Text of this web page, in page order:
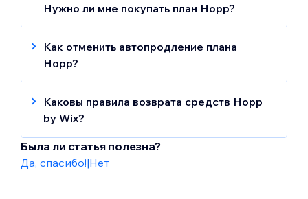
Нужно ли мне покупать план Hopp?
Да. Тарифные планы Hopp не зависят от
планов для сайтов Wix. Однако вы можете
связать свой аккаунт Hopp с сайтом Wix,
чтобы использовать еще более
Как отменить автопродление плана
Hopp?
Если вы хотите отменить тариф Hopp,
выполните следующие действия:
Перейдите на сайт
выполните вход.
НажмитеНастройки
Каковы правила возврата средств Hopp
by Wix?
Hopp предлагает бесплатный пробный
период при первой покупке месячного,
годового или двухлетнего плана Hopp.
Была ли статья полезна?
Да, спасибо!|Нет